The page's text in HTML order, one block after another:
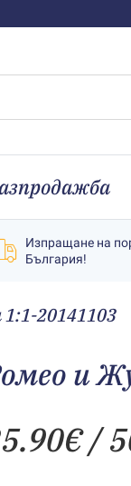
Изпращане на
България!
20141103
и
€/